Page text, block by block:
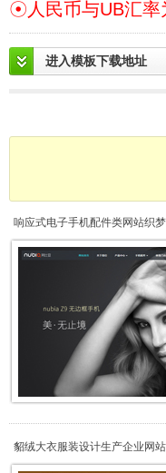
☉人民币与UB汇率
进入模板下载地址
响应式电子手机配件类网站织梦
貂绒大衣服装设计生产企业网站